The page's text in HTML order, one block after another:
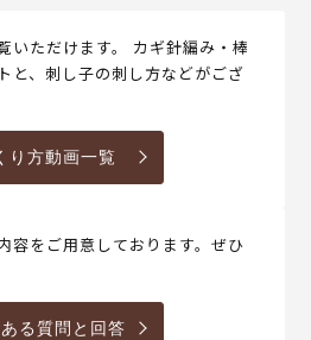
いただけます。 カギ針編み・棒
と、刺し子の刺し方などがござ
り方動画一覧
容をご用意しております。ぜひ
る質問と回答